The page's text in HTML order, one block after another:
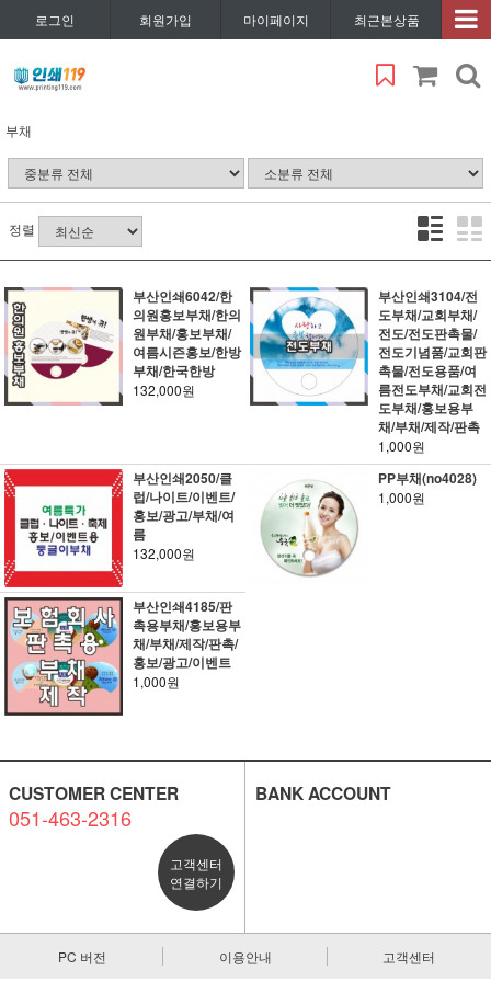
로그인 회원가입 마이페이지 최근본상품
부채
정렬
부산인쇄6042/한
의원홍보부채/한의
원부채/홍보부채/
여름시즌홍보/한방
부채/한국한방
132,000원
부산인쇄3104/전
도부채/교회부채/
전도/전도판촉물/
전도기념품/교회판
촉물/전도용품/여
름전도부채/교회전
도부채/홍보용부
채/부채/제작/판촉
1,000원
부산인쇄2050/클
럽/나이트/이벤트/
홍보/광고/부채/여
름
132,000원
PP부채(no4028)
1,000원
부산인쇄4185/판
촉용부채/홍보용부
채/부채/제작/판촉/
홍보/광고/이벤트
1,000원
CUSTOMER CENTER
051-463-2316
고객센터
연결하기
BANK ACCOUNT
PC 버전 이용안내 고객센터